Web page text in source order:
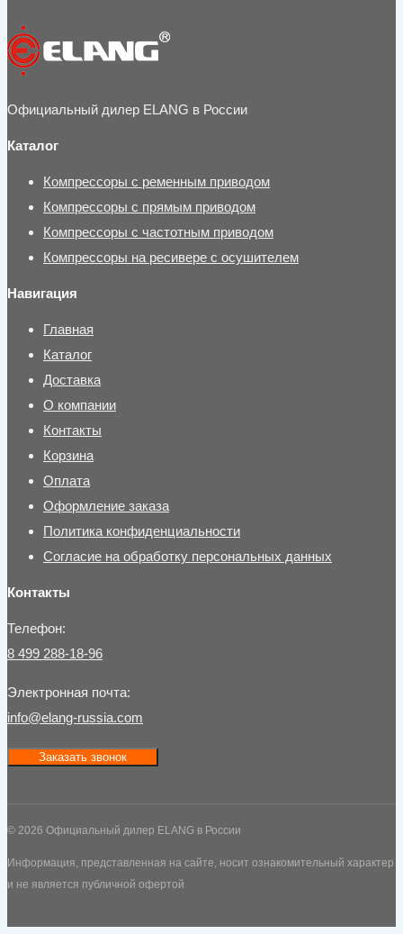
Официальный дилер ELANG в России
Каталог
Компрессоры с ременным приводом
Компрессоры с прямым приводом
Компрессоры с частотным приводом
Компрессоры на ресивере с осушителем
Навигация
Главная
Каталог
Доставка
О компании
Контакты
Корзина
Оплата
Оформление заказа
Политика конфиденциальности
Согласие на обработку персональных данных
Контакты
Телефон:
8 499 288-18-96
Электронная почта:
info@elang-russia.com
Заказать звонок
© 2026 Официальный дилер ELANG в России
Информация, представленная на сайте, носит ознакомительный характер
и не является публичной офертой